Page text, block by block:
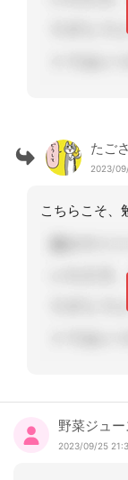
たご
2023/
野菜ジュ
2023/09/25